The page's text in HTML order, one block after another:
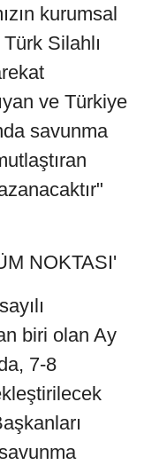
kurumsal
Silahlı
ve Türkiye
savunma
NOKTASI'
biri olan Ay
7-8